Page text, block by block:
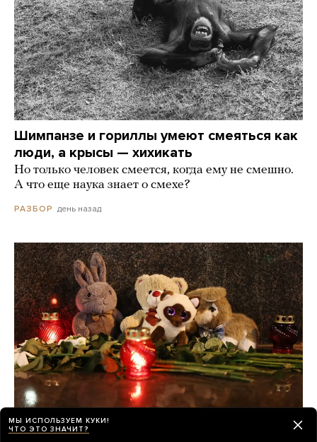
Шимпанзе и гориллы умеют смеяться как
люди, а крысы — хихикать
Но только человек смеется, когда ему не смешно.
А что еще наука знает о смехе?
РАЗБОР день назад
МЫ ИСПОЛЬЗУЕМ КУКИ!
ЧТО ЭТО ЗНАЧИТ?